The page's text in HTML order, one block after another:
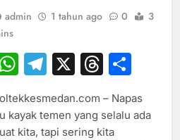
admin 1 tahun ago 0
3
WhatsApp
Telegram
X
– Napas
kayak temen yang selalu ada
kita, tapi sering kita